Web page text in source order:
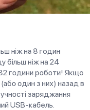
ніж на 8 годин
більш ніж на 24
години роботи! Якщо
один з них) назад в
заряджання
USB-кабель.